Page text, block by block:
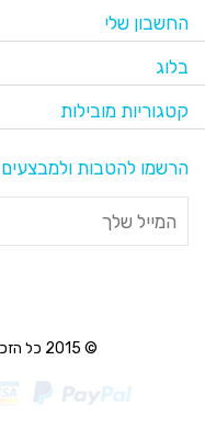
החשבון שלי
בלוג
קטגוריות מובילות
הרשמו להטבות ולמבצעים
© 2015 כל הזכויות שמורות ל - sweety.co.il